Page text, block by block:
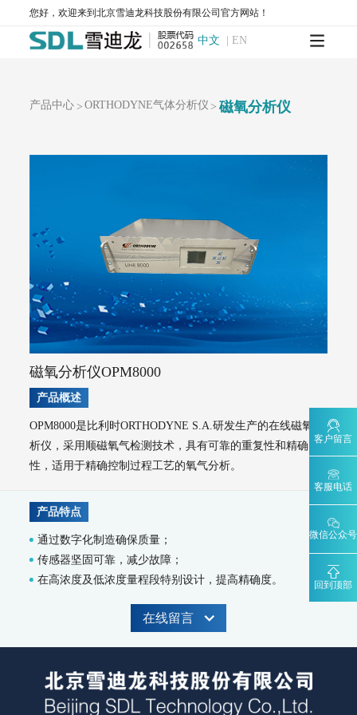
您好，欢迎来到北京雪迪龙科技股份有限公司官方网站！
中文 | EN
垃圾焚烧监测系统
SCS-900FT-傅里叶红外法烟气连续监测系统
SCS-900DS-二噁英类自动采样系统
SCS-900HM-烟气重金属排放连续监测系统
AQMS-900S-小型环境空气质量自动监测系统
AQMS-900CL-环境空气臭氧（化学发光法）自动监测系统
MODEL 2430-高精度光散射法环境空气颗粒物监测仪
SDL 1006-颗粒物全流程校验系统
AQMS-900HM-环境空气颗粒物元素成分自动监测系统
AQMS-900C-PM₂.₅-颗粒物PM₂.₅监测仪
AQMS-900C-PM₁₀-颗粒物PM₁₀监测仪
T1100-紫外荧光法二氧化硫分析仪
T1100-H₂S-紫外荧光法硫化氢分析仪
T1200-NOy-NOy分析仪
T1300-气体滤波相关红外吸收法一氧化碳分析仪
T1400-紫外吸收法臭氧分析仪
AQMS-1100-微型环境空气质量监测系统
AQMS-900C-PM₂.₅-户外型颗粒物PM₂.₅自动监测系统
AQMS-1100OU-恶臭自动监测系统
MODEL 2630-II-环境噪声自动监测仪
AQMS-900TE-交通污染溯源在线监测系统
大气VOCs监测系统
AQMS-900VC-环境空气挥发性有机物在线监测系统
AQMS-900VF-环境空气甲醛在线监测系统
MCS-900A-大气复合污染走航监测车
水环境监测
客户留言
客服电话
微信公众号
回到顶部
产品中心 > ORTHODYNE气体分析仪 > 磁氧分析仪
磁氧分析仪OPM8000
产品概述
OPM8000是比利时ORTHODYNE S.A.研发生产的在线磁氧分
析仪，采用顺磁氧气检测技术，具有可靠的重复性和精确
性，适用于精确控制过程工艺的氧气分析。
产品特点
通过数字化制造确保质量；
传感器坚固可靠，减少故障；
在高浓度及低浓度量程段特别设计，提高精确度。
在线留言